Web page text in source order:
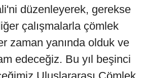
düzenleyerek, gerekse
çalışmalarla çömlek
zaman yanında olduk ve
edeceğiz. Bu yıl beşinci